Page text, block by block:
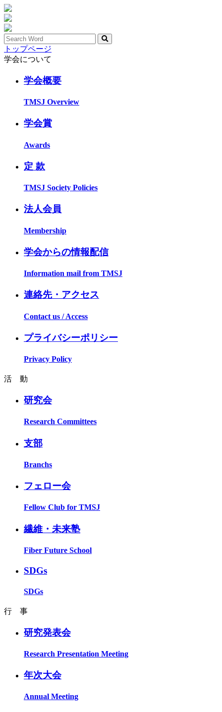
トップページ
学会について
学会概要
TMSJ Overview
学会賞
Awards
定 款
TMSJ Society Policies
法人会員
Membership
学会からの情報配信
Information mail from TMSJ
連絡先・アクセス
Contact us / Access
プライバシーポリシー
Privacy Policy
活 動
研究会
Research Committees
支部
Branchs
フェロー会
Fellow Club for TMSJ
繊維・未来塾
Fiber Future School
SDGs
SDGs
行 事
研究発表会
Research Presentation Meeting
年次大会
Annual Meeting